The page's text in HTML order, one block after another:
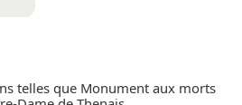
telles que Monument aux morts